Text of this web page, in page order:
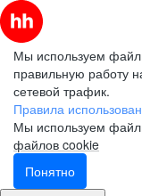
Мы используем
правильную работу
сетевой трафик.
Правила
Мы используем
файлов cookie
Понятно